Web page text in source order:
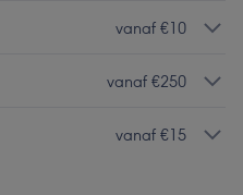
vanaf €10
vanaf €250
vanaf €15